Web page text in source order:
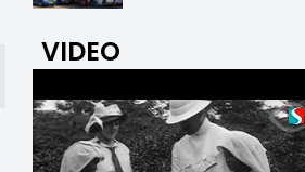
VIDEO